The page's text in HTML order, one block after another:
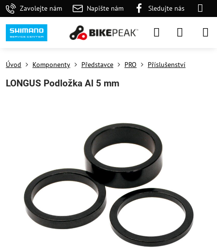
Zavolejte nám Napište nám Sledujte nás
Úvod Komponenty Představce PRO Příslušenství
LONGUS Podložka Al 5 mm